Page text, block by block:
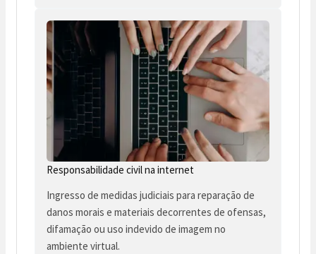
Responsabilidade civil na internet
Ingresso de medidas judiciais para reparação de
danos morais e materiais decorrentes de ofensas,
difamação ou uso indevido de imagem no
ambiente virtual.